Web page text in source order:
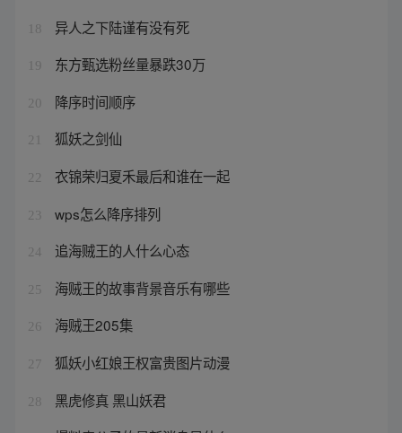
18 异人之下陆谨有没有死
19 东方甄选粉丝量暴跌30万
20 降序时间顺序
21 狐妖之剑仙
22 衣锦荣归夏禾最后和谁在一起
23 wps怎么降序排列
24 追海贼王的人什么心态
25 海贼王的故事背景音乐有哪些
26 海贼王205集
27 狐妖小红娘王权富贵图片动漫
28 黑虎修真 黑山妖君